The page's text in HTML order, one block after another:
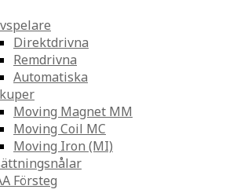
Direktdrivna
Remdrivna
Automatiska
Moving Magnet MM
Moving Coil MC
Moving Iron (MI)
Försteg